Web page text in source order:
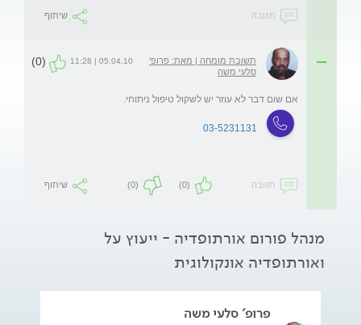
תגובה שיתוף
תשובת מומחה | מאת: פרופ'
סלעי משה
05.04.10 | 11:28
(0)
אם שום דבר לא עוזר יש לשקול טיפול ניתוחי.
03-5231131
תגובה (0)
(0) שיתוף
מנהל פורום אורתופדיה - ייעוץ על
ואורתופדיה אונקולוגית
פרופ' סלעי משה